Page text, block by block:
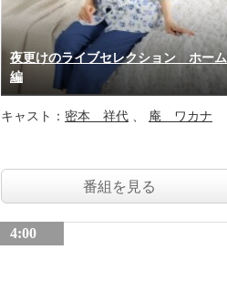
夜更けのライブセレクション ホーム
編
キャスト： 密本 祥代 庵 ワカナ
番組を見る
4:00